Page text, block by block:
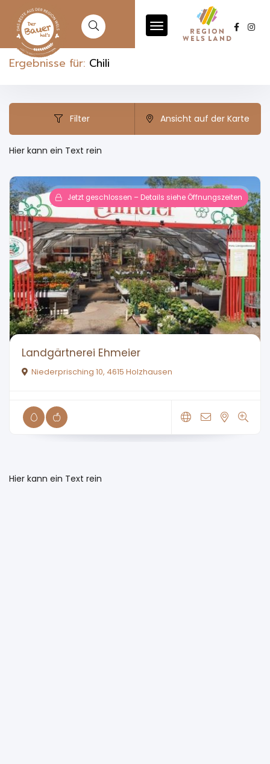
Ergebnisse für: Chili
Filter Ansicht auf der Karte
Hier kann ein Text rein
Jetzt geschlossen – Details siehe Öffnungszeiten
Landgärtnerei Ehmeier
Niederprisching 10, 4615 Holzhausen
Hier kann ein Text rein